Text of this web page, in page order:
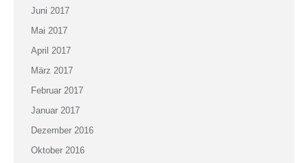
Juni 2017
Mai 2017
April 2017
März 2017
Februar 2017
Januar 2017
Dezember 2016
Oktober 2016